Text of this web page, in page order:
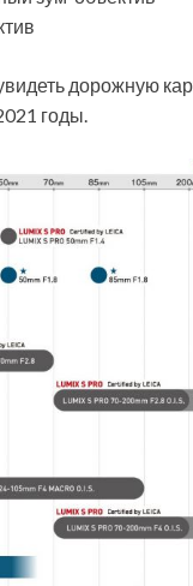
дорожную
годы.